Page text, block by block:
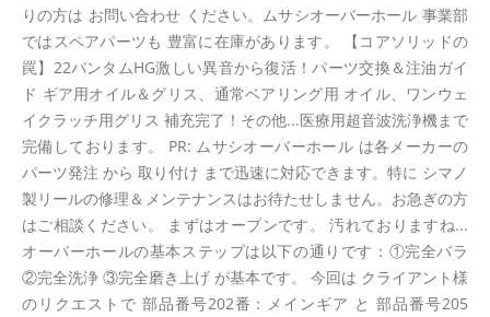
りの方は お問い合わせ ください。ムサシオーバーホール 事業部
ではスペアパーツも 豊富に在庫があります。 【コアソリッドの
罠】22バンタムHG激しい異音から復活！パーツ交換＆注油ガイ
ド ギア用オイル＆グリス、通常ベアリング用 オイル、ワンウェ
イクラッチ用グリス 補充完了！その他...医療用超音波洗浄機まで
完備しております。 PR: ムサシオーバーホール は各メーカーの
パーツ発注 から 取り付け まで迅速に対応できます。特に シマノ
製リールの修理＆メンテナンスはお待たせしません。お急ぎの方
はご相談ください。 まずはオープンです。 汚れておりますね...
オーバーホールの基本ステップは以下の通りです：①完全バラ
②完全洗浄 ③完全磨き上げ が基本です。 今回は クライアント様
のリクエストで 部品番号202番：メインギア と 部品番号205